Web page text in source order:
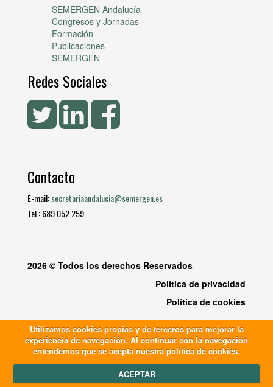
SEMERGEN Andalucía
Congresos y Jornadas
Formación
Publicaciones
SEMERGEN
Redes Sociales
Contacto
E-mail:secretariaandalucia@semergen.es
Tel.: 689 052 259
2026 © Todos los derechos Reservados
Política de privacidad
Política de cookies
Utilizamos cookies propias y de terceros para mejorar la
experiencia de navegación. Al continuar con la navegación
entendemos que se acepta nuestra política de cookies.
ACEPTAR